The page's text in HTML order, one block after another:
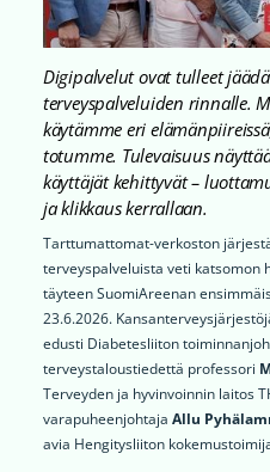
Digipalvelut ovat tulleet
terveyspalveluiden rinnalle.
käytämme eri
totumme. Tulevaisuus
käyttäjät kehittyvät –
ja klikkaus kerrallaan.
Tarttumattomat-verkoston
terveyspalveluista veti katsomon
täyteen SuomiAreenan
23.6.2026.
edusti Diabetesliiton
terveystaloustiedettä professori
Terveyden ja hyvinvoinnin laitos
varapuheenjohtaja Allu
avia Hengitysliiton